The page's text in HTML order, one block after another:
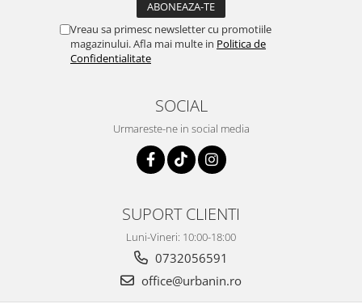
Vreau sa primesc newsletter cu promotiile
magazinului. Afla mai multe in Politica de
Confidentialitate
SOCIAL
Urmareste-ne in social media
SUPORT CLIENTI
Luni-Vineri: 10:00-18:00
0732056591
office@urbanin.ro